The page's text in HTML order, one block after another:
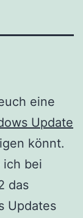
eine
Update
könnt.
ich bei
das
Updates